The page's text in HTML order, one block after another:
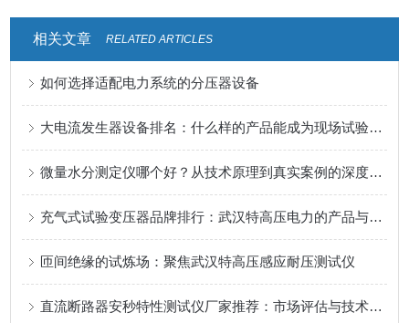
相关文章 RELATED ARTICLES
如何选择适配电力系统的分压器设备
大电流发生器设备排名：什么样的产品能成为现场试验的可靠搭档？
微量水分测定仪哪个好？从技术原理到真实案例的深度解析
充气式试验变压器品牌排行：武汉特高压电力的产品与服务印象
匝间绝缘的试炼场：聚焦武汉特高压感应耐压测试仪
直流断路器安秒特性测试仪厂家推荐：市场评估与技术发展分析